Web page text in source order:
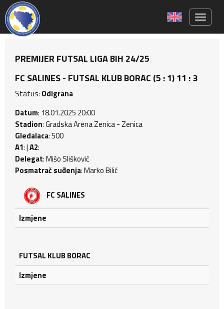
PREMIJER FUTSAL LIGA BIH 24/25
FC SALINES - FUTSAL KLUB BORAC (5 : 1) 11 : 3
Status: Odigrana
Datum: 18.01.2025 20:00
Stadion: Gradska Arena Zenica - Zenica
Gledalaca: 500
A1: |A2:
Delegat: Mišo Slišković
Posmatrač suđenja: Marko Bilić
FC SALINES
Izmjene
FUTSAL KLUB BORAC
Izmjene